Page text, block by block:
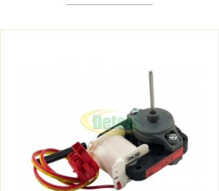
Samsung RL38ECPS1/XEN
Samsung RL38ECPS1/XEO
Samsung RL38ECSW